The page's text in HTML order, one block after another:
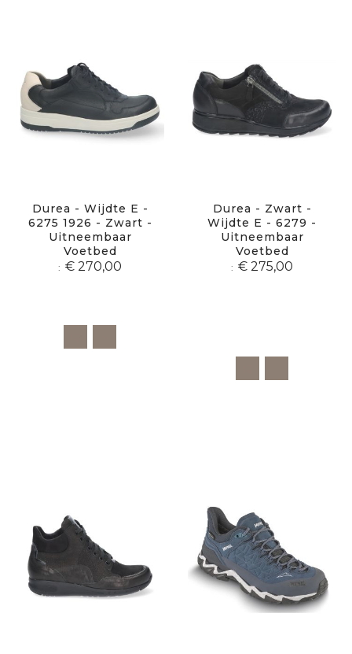
Durea - Wijdte E -
6275 1926 - Zwart -
Uitneembaar
Voetbed
€ 270,00
Durea - Zwart -
Wijdte E - 6279 -
Uitneembaar
Voetbed
€ 275,00